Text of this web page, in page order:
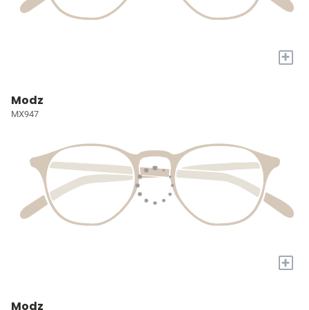
+
Modz
MX947
+
Modz